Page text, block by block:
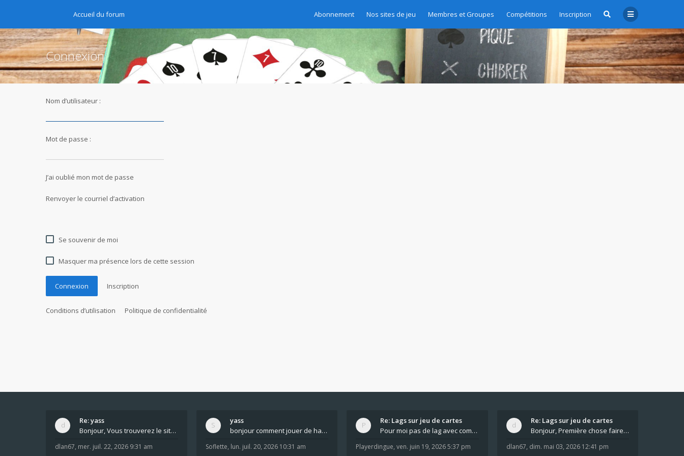
Abonnement Nos sites de jeu Membres et Groupes Compétitions Inscription
Accueil du forum
Connexion
Nom d’utilisateur :
Mot de passe :
J’ai oublié mon mot de passe
Renvoyer le courriel d’activation
Se souvenir de moi
Masquer ma présence lors de cette session
Connexion Inscription
Conditions d’utilisation Politique de confidentialité
Re: yass
Bonjour, Vous trouverez le site ici dans le foru
dlan67, mer. juil. 22, 2026 9:31 am
yass
bonjour comment jouer de haut en bas tout atout mi
Soflette, lun. juil. 20, 2026 10:31 am
Re: Lags sur jeu de cartes
Pour moi pas de lag avec comme navigateur Chrome
Playerdingue, ven. juin 19, 2026 5:37 pm
Re: Lags sur jeu de cartes
Bonjour, Première chose faire un arrêt complet de
dlan67, dim. mai 03, 2026 12:41 pm